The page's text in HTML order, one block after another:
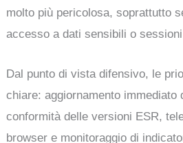
molto più pericolosa, soprattutto
accesso a dati sensibili o
Dal punto di vista difensivo, le
chiare: aggiornamento
conformità delle versioni ESR,
browser e monitoraggio di